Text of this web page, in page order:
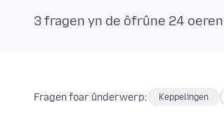
3 fragen yn de ôfrûne 24
Fragen foar ûnderwerp: Keppelingen